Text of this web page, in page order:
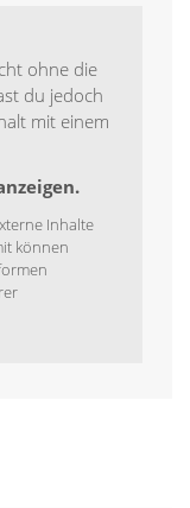
ohne die
du jedoch
mit einem
Inhalte
können